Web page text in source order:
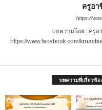
ครูอ
https://
บทความโดย : ครู
https://www.facebook.com/
บทความที่เกี่ยวข้อ